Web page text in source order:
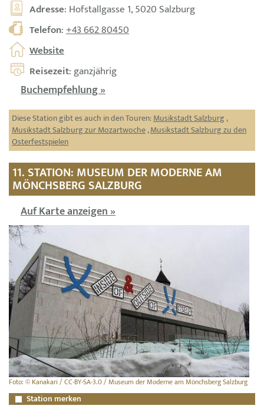
Adresse: Hofstallgasse 1, 5020 Salzburg
Telefon:+43 662 80450
Website
Reisezeit: ganzjährig
Buchempfehlung »
Diese Station gibt es auch in den Touren:Musikstadt Salzburg ,
Musikstadt Salzburg zur Mozartwoche,Musikstadt Salzburg zu den
Osterfestspielen
11. STATION: MUSEUM DER MODERNE AM
MÖNCHSBERG SALZBURG
Auf Karte anzeigen »
Foto: © Kanakari / CC-BY-SA-3.0 / Museum der Moderne am Mönchsberg Salzburg
Station merken